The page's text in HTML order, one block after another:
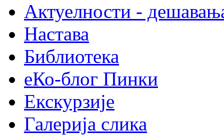
Актуелности -
Настава
Библиотека
еКо-блог Пинки
Екскурзије
Галерија слика